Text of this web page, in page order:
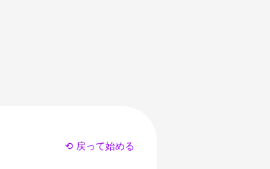
⟲ 戻って始める